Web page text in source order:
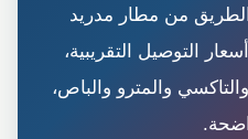
من مطار مدريد
التوصيل التقريبية،
والمترو والباص،